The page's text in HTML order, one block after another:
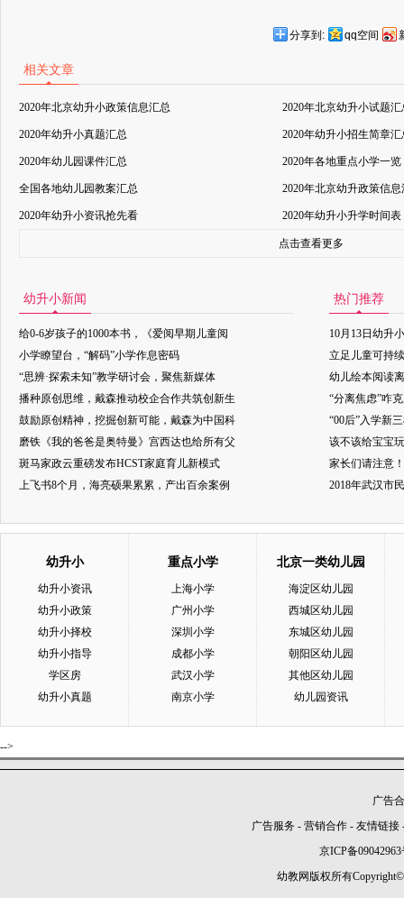
分享到: qq空间
相关文章
2020年北京幼升小政策信息汇总 2020年北京幼升小试题汇
2020年幼升小真题汇总 2020年幼升小招生简章汇
2020年幼儿园课件汇总 2020年各地重点小学一览
全国各地幼儿园教案汇总 2020年北京幼升政策信息
2020年幼升小资讯抢先看 2020年幼升小升学时间表
点击查看更多
幼升小新闻
给0-6岁孩子的1000本书，《爱阅早期儿童阅
小学瞭望台，“解码”小学作息密码
“思辨·探索未知”教学研讨会，聚焦新媒体
播种原创思维，戴森推动校企合作共筑创新生
鼓励原创精神，挖掘创新可能，戴森为中国科
磨铁《我的爸爸是奥特曼》宫西达也给所有父
斑马家政云重磅发布HCST家庭育儿新模式
上飞书8个月，海亮硕果累累，产出百余案例
热门推荐
10月13日幼升
立足儿童可持
幼儿绘本阅读
“分离焦虑”咋
“00后”入学新
该不该给宝宝
家长们请注意
2018年武汉市
幼升小
幼升小资讯
幼升小政策
幼升小择校
幼升小指导
学区房
幼升小真题
重点小学
上海小学
广州小学
深圳小学
成都小学
武汉小学
南京小学
北京一类幼儿园
海淀区幼儿园
西城区幼儿园
东城区幼儿园
朝阳区幼儿园
其他区幼儿园
幼儿园资讯
-->
广告
广告服务 - 营销合作 - 友情链接
京ICP备09042963
幼教网版权所有